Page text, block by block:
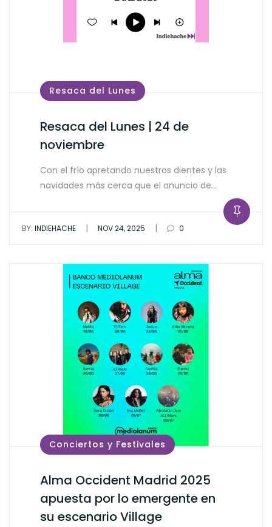
Resaca del Lunes
Resaca del Lunes | 24 de
noviembre
Con el frío apretando nuestros dientes y las
navidades más cerca que el anuncio de…
BY: INDIEHACHE | NOV 24, 2025 | 0
Conciertos y Festivales
Alma Occident Madrid 2025
apuesta por lo emergente en
su escenario Village